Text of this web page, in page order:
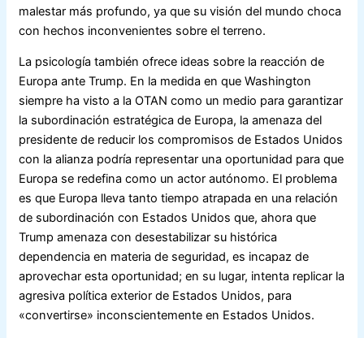
malestar más profundo, ya que su visión del mundo choca
con hechos inconvenientes sobre el terreno.
La psicología también ofrece ideas sobre la reacción de
Europa ante Trump. En la medida en que Washington
siempre ha visto a la OTAN como un medio para garantizar
la subordinación estratégica de Europa, la amenaza del
presidente de reducir los compromisos de Estados Unidos
con la alianza podría representar una oportunidad para que
Europa se redefina como un actor autónomo. El problema
es que Europa lleva tanto tiempo atrapada en una relación
de subordinación con Estados Unidos que, ahora que
Trump amenaza con desestabilizar su histórica
dependencia en materia de seguridad, es incapaz de
aprovechar esta oportunidad; en su lugar, intenta replicar la
agresiva política exterior de Estados Unidos, para
«convertirse» inconscientemente en Estados Unidos.